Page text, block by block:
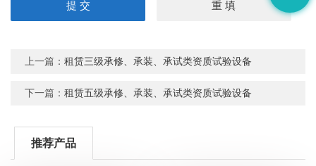
上一篇：租赁三级承修、承装、承试类资质试验设备
下一篇：租赁五级承修、承装、承试类资质试验设备
推荐产品